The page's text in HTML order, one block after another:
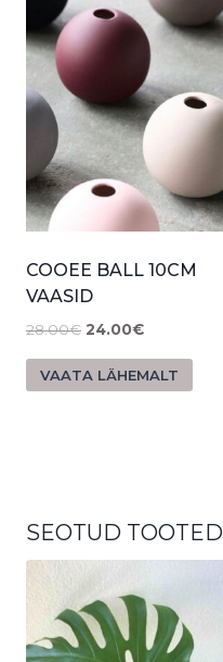
COOEE BALL 10CM
VAASID
28.00€ 24.00€
VAATA LÄHEMALT
SEOTUD TOOTED